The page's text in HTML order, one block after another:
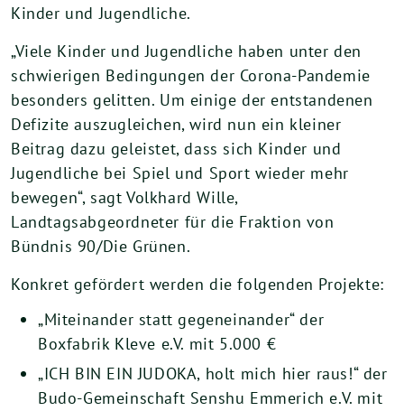
Kinder und Jugendliche.
„Viele Kinder und Jugendliche haben unter den
schwierigen Bedingungen der Corona-Pandemie
besonders gelitten. Um einige der entstandenen
Defizite auszugleichen, wird nun ein kleiner
Beitrag dazu geleistet, dass sich Kinder und
Jugendliche bei Spiel und Sport wieder mehr
bewegen“, sagt Volkhard Wille,
Landtagsabgeordneter für die Fraktion von
Bündnis 90/Die Grünen.
Konkret gefördert werden die folgenden Projekte:
„Miteinander statt gegeneinander“ der
Boxfabrik Kleve e.V. mit 5.000 €
„ICH BIN EIN JUDOKA, holt mich hier raus!“ der
Budo-Gemeinschaft Senshu Emmerich e.V. mit